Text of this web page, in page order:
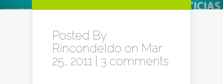
Posted By
Rincondeldo on Mar
25, 2011 | 3 comments